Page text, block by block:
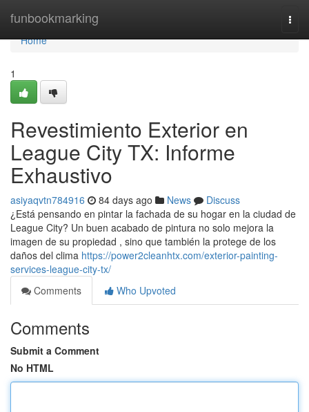
funbookmarking
Home
Home
1
Revestimiento Exterior en
League City TX: Informe
Exhaustivo
asiyaqvtn784916 84 days ago News
Discuss
¿Está pensando en pintar la fachada de su hogar en la ciudad de
League City? Un buen acabado de pintura no solo mejora la
imagen de su propiedad , sino que también la protege de los
daños del clima https://power2cleanhtx.com/exterior-painting-
services-league-city-tx/
Comments
Who Upvoted
Comments
Submit a Comment
No HTML